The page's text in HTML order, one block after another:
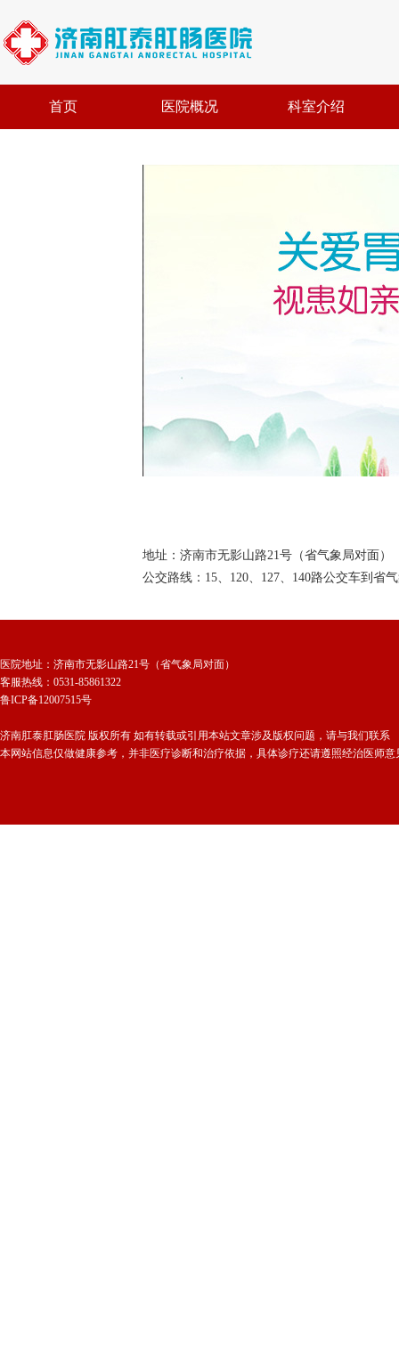
首页 医院概况 科室介绍
地址：济南市无影山路21号（省气象局对面）
公交路线：15、120、127、140路公交车到省
医院地址：济南市无影山路21号（省气象局对面）
客服热线：0531-85861322
鲁ICP备12007515号
济南肛泰肛肠医院 版权所有 如有转载或引用本站文章涉及版权问题，请与我们联系
本网站信息仅做健康参考，并非医疗诊断和治疗依据，具体诊疗还请遵照经治医师意